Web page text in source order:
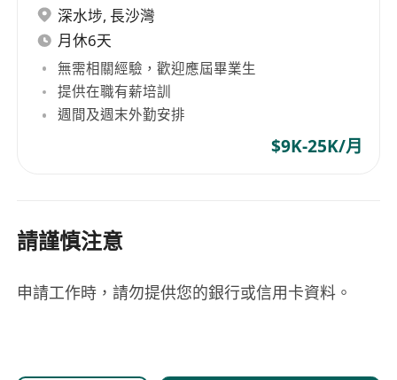
深水埗, 長沙灣
月休6天
無需相關經驗，歡迎應屆畢業生
提供在職有薪培訓
週間及週末外勤安排
$9K-25K/月
請謹慎注意
申請工作時，請勿提供您的銀行或信用卡資料。